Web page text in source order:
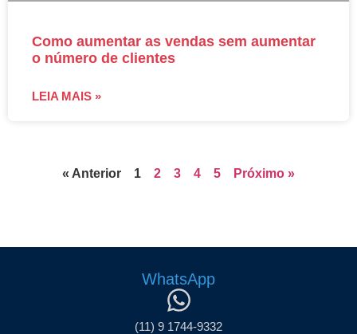
Como aumentar as vendas sem aumentar
o número de clientes
LEIA MAIS »
« Anterior 1 2 3 4 5 Próximo »
WhatsApp
(11) 9 1744-9332